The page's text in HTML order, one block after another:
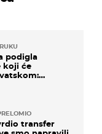
podigla
koji će
transfer